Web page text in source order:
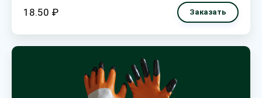
18.50 ₽ Заказать